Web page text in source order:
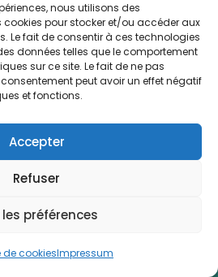
nous utilisons des
cookies pour stocker et/ou accéder aux
Le fait de consentir à ces technologies
données telles que le comportement
sur ce site. Le fait de ne pas
peut avoir un effet négatif
et fonctions.
Accepter
Refuser
préférences
de cookiesImpressum